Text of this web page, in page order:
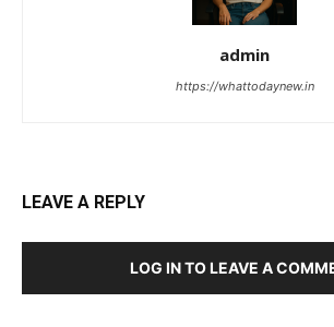
admin
https://whattodaynew.in
LEAVE A REPLY
LOG IN TO LEAVE A